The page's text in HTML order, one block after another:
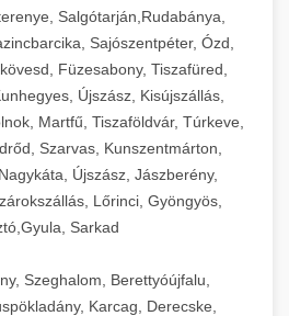
Salgótarján,Rudabánya,
Sajószentpéter, Ózd,
Füzesabony, Tiszafüred,
Újszász, Kisújszállás,
Martfű, Tiszaföldvár, Túrkeve,
Szarvas, Kunszentmárton,
Újszász, Jászberény,
Lőrinci, Gyöngyös,
Sarkad
Szeghalom, Berettyóújfalu,
Karcag, Derecske,